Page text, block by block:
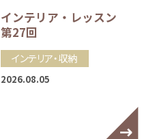
インテリア・レッスン
第27回
インテリア・収納
2026.08.05